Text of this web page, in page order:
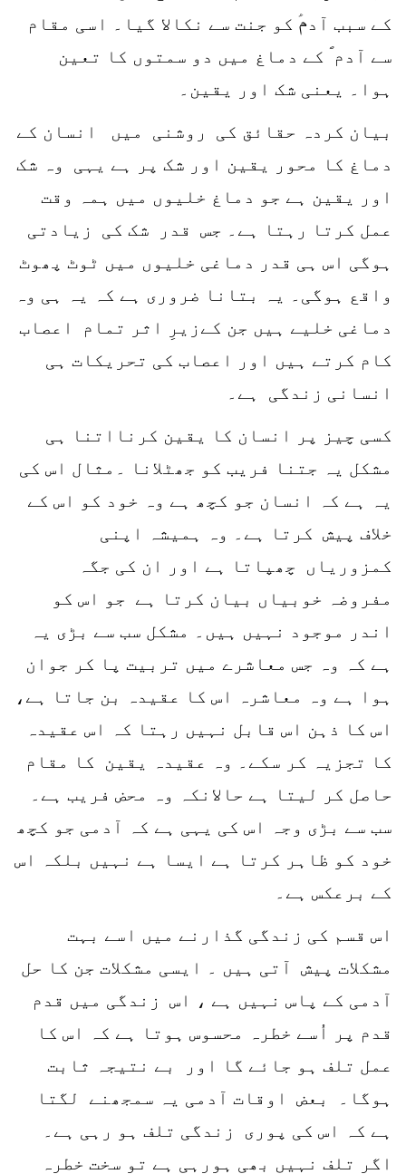
کے سبب آدمؑ کو جنت سے نکالا گیا۔ اسی مقام
سے آدم ؐ کے دماغ میں دو سمتوں کا تعین
ہوا۔ یعنی شک اور یقین۔
بیان کردہ حقائق کی روشنی میں انسان کے
دماغ کا محور یقین اور شک پر ہے یہی وہ شک
اور یقین ہے جو دماغ خلیوں میں ہمہ وقت
عمل کرتا رہتا ہے۔ جس قدر شک کی زیادتی
ہوگی اس ہی قدر دماغی خلیوں میں ٹوٹ پھوٹ
واقع ہوگی۔ یہ بتانا ضروری ہے کہ یہ ہی وہ
دماغی خلیے ہیں جن کےزیرِ اثر تمام اعصاب
کام کرتے ہیں اور اعصاب کی تحریکات ہی
انسانی زندگی ہے۔
کسی چیز پر انسان کا یقین کرنااتنا ہی
مشکل یہ جتنا فریب کو جھٹلانا ۔مثال اس کی
یہ ہے کہ انسان جو کچھ ہے وہ خود کو اس کے
خلاف پیش کرتا ہے۔ وہ ہمیشہ اپنی
کمزوریاں چھپاتا ہے اور ان کی جگہ
مفروضہ خوبیاں بیان کرتا ہے جو اس کو
اندر موجود نہیں ہیں۔ مشکل سب سے بڑی یہ
ہے کہ وہ جس معاشرے میں تربیت پا کر جوان
ہوا ہے وہ معاشرہ اس کا عقیدہ بن جاتا ہے،
اس کا ذہن اس قابل نہیں رہتا کہ اس عقیدہ
کا تجزیہ کر سکے۔ وہ عقیدہ یقین کا مقام
حاصل کر لیتا ہے حالانکہ وہ محض فریب ہے۔
سب سے بڑی وجہ اس کی یہی ہے کہ آدمی جو کچھ
خود کو ظاہر کرتا ہے ایسا ہے نہیں بلکہ اس
کے برعکس ہے۔
اس قسم کی زندگی گذارنے میں اسے بہت
مشکلات پیش آتی ہیں ۔ ایسی مشکلات جن کا حل
آدمی کے پاس نہیں ہے ، اس زندگی میں قدم
قدم پر اُسے خطرہ محسوس ہوتا ہے کہ اس کا
عمل تلف ہو جائے گا اور بے نتیجہ ثابت
ہوگا۔ بعض اوقات آدمی یہ سمجھنے لگتا
ہے کہ اس کی پوری زندگی تلف ہو رہی ہے۔
اگر تلف نہیں بھی ہورہی ہے تو سخت خطرہ